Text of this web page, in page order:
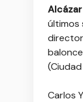
últimos
(Ciudad
Carlos